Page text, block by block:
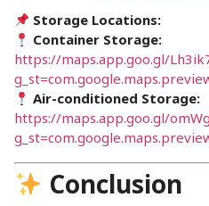
Storage Locations:
Container Storage:
https://maps.app.goo.gl/
Air-conditioned Storage:
https://maps.app.goo.gl/
Conclusion